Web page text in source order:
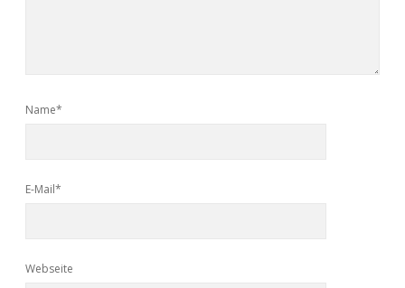
Name*
E-Mail*
Webseite